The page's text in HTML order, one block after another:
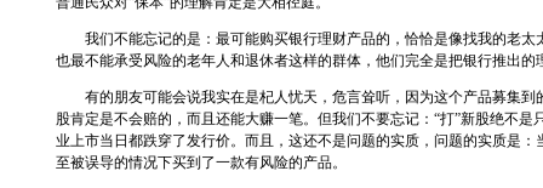
我们不能忘记的是：最可能购买银行理财产品的，恰恰是像找我的老太
也最不能承受风险的老年人和退休者这样的群体，他们完全是把银行推出
有的朋友可能会说我实在是杞人忧天，危言耸听，因为这个产品募集到
股肯定是不会赔的，而且还能大赚一笔。但我们不要忘记：“打”新股绝不
业上市当日都跌穿了发行价。而且，这还不是问题的实质，问题的实质是
至被误导的情况下买到了一款有风险的产品。